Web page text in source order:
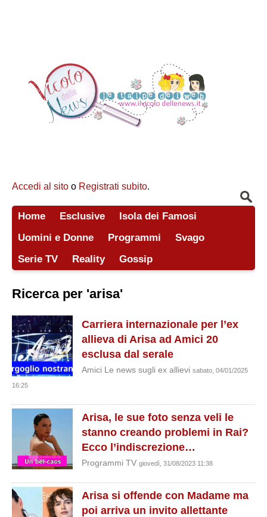
Accedi al sito o Registrati subito.
Home Esclusive
Isola dei Famosi
Uomini e Donne
Programmi
Svago
Serie TV
Reality Gossip
Ricerca per 'arisa'
Carriera internazionale per l’ex
allieva di Arisa ad Amici 20
esclusa dal serale
Amici Le news sugli ex allievi sabato, 04/01/2025
16:25
Arisa, le sue foto senza veli le
stanno creando problemi in Rai?
Ecco l’indiscrezione…
Programmi TV giovedì, 31/08/2023 11:38
Arisa si offende con Madame ma
poi arriva un invito allettante